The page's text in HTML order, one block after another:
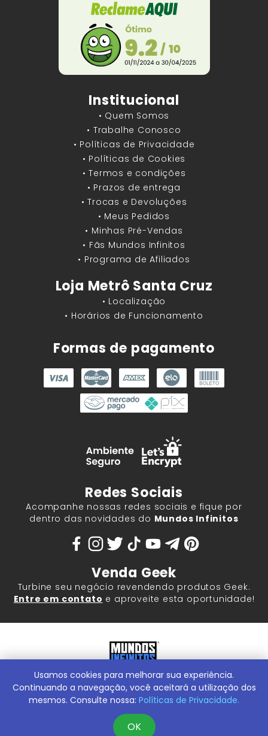
Institucional
• Quem Somos
• Trabalhe Conosco
• Políticas de Privacidade
• Políticas de Cookies
• Termos e condições
• Prazos de entrega
• Trocas e Devoluções
• Meus Pedidos
• Minhas Pré-Vendas
• Fãs Mundos Infinitos
• Programa de Afiliados
Loja Metrô Santa Cruz
• Localização
• Horários de Funcionamento
Formas de pagamento
Redes Sociais
Acompanhe nossas redes sociais e fique por
dentro das novidades do Mundos Infinitos
Venda Geek
Turbine seu negócio revendendo produtos Geek.
Entre em contato e aproveite esta oportunidade!
Mundos Infinitos - Publicações e Geek Store |ContentStuff
Publicações e Assinaturas Ltda. CNPJ - 05.859.917/0001-60.
Conheça nossa Loja Física:Rua Machado Bitencourt, 291 -
Usamos cookies para melhorar sua experiência.
Continuando a navegação, você aceitará a utilização dos
mesmos. Consulte nossa: Políticas de Privacidade.
OK